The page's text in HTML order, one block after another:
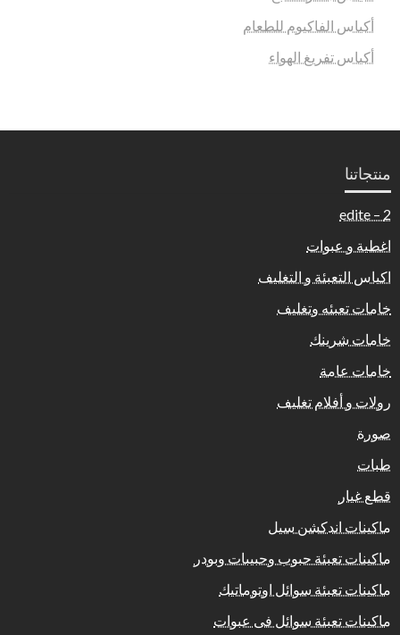
أكياس الفاكيوم للطعام
أكياس تفريغ الهواء
منتجاتنا
2 – edite
اغطية و عبوات
اكياس التعبئة و التغليف
خامات تعبئه وتغليف
خامات شرينك
خامات عامة
رولات و أفلام تغليف
صورة
طبات
قطع غيار
ماكينات اندكشن سيل
ماكينات تعبئة حبوب وحبيبات وبودر
ماكينات تعبئة سوائل اوتوماتيك
ماكينات تعبئة سوائل فى عبوات